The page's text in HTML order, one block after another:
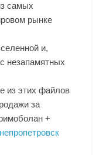
самых
рынке
и,
незапамятных
из этих файлов
за
+